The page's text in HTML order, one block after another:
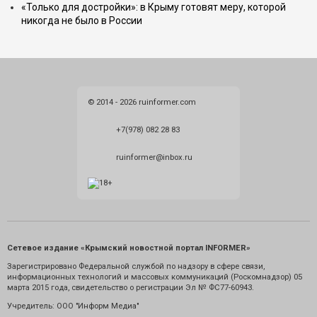
«Только для достройки»: в Крыму готовят меру, которой
никогда не было в России
© 2014 - 2026 ruinformer.com
+7(978) 082 28 83
ruinformer@inbox.ru
Сетевое издание «Крымский новостной портал INFORMER»
Зарегистрировано Федеральной службой по надзору в сфере связи,
информационных технологий и массовых коммуникаций (Роскомнадзор) 05
марта 2015 года, свидетельство о регистрации Эл № ФС77-60943.
Учредитель: ООО "Информ Медиа"